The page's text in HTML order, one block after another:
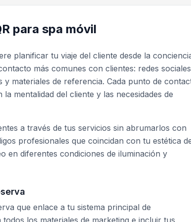
para spa móvil
planificar tu viaje del cliente desde la
más comunes con clientes: redes
materiales de referencia. Cada punto de
mentalidad del cliente y las necesidades de
a través de tus servicios sin abrumarlos con
profesionales que coincidan con tu estética
en diferentes condiciones de iluminación y
que enlace a tu sistema principal de